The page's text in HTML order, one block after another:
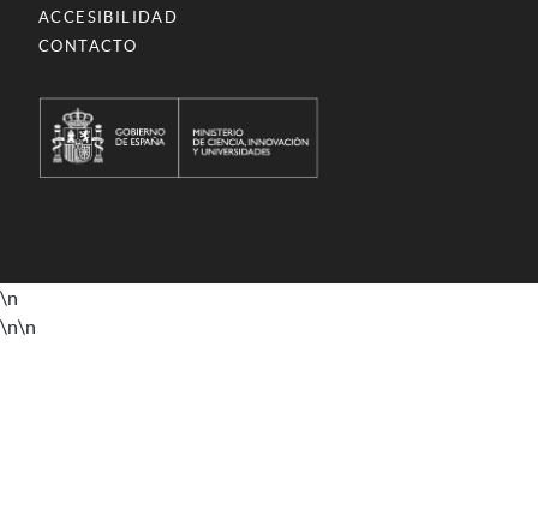
ACCESIBILIDAD
CONTACTO
\n
\n\n